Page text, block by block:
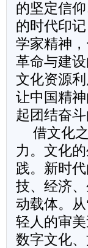
的坚定信
的时代印
学家精神
革命与建
文化资源
让中国精
起团结奋斗
借文化
力。文化
践。新时
技、经济
动载体。
轻人的审
数字文化